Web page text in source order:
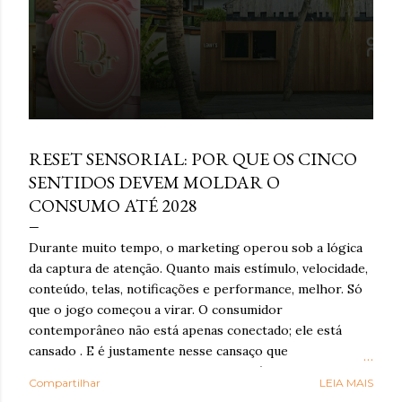
e
n
RESET SENSORIAL: POR QUE OS CINCO
SENTIDOS DEVEM MOLDAR O
CONSUMO ATÉ 2028
Durante muito tempo, o marketing operou sob a lógica
da captura de atenção. Quanto mais estímulo, velocidade,
conteúdo, telas, notificações e performance, melhor. Só
que o jogo começou a virar. O consumidor
contemporâneo não está apenas conectado; ele está
cansado . E é justamente nesse cansaço que o reset
sensorial ganha força: como resposta à exaustão
cognitiva e emocional provocada por anos de
Compartilhar LEIA MAIS